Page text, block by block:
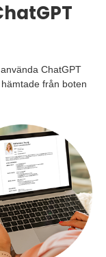
ChatGPT
från boten